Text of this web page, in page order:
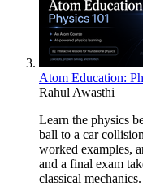
Atom Education:
Rahul Awasthi
Learn the physics
ball to a car
worked examples,
and a final exam
classical mechanics.